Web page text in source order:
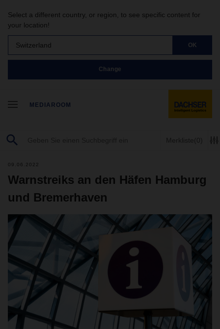
Select a different country, or region, to see specific content for
your location!
Switzerland OK
Change
MEDIAROOM
Merkliste(0)
09.06.2022
Warnstreiks an den Häfen Hamburg
und Bremerhaven